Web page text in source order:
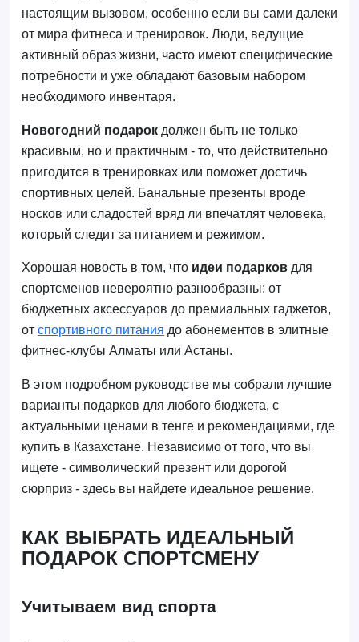
настоящим вызовом, особенно если вы сами далеки
от мира фитнеса и тренировок. Люди, ведущие
активный образ жизни, часто имеют специфические
потребности и уже обладают базовым набором
необходимого инвентаря.
Новогодний подарокдолжен быть не только
красивым, но и практичным - то, что действительно
пригодится в тренировках или поможет достичь
спортивных целей. Банальные презенты вроде
носков или сладостей вряд ли впечатлят человека,
который следит за питанием и режимом.
Хорошая новость в том, что идеи подарковдля
спортсменов невероятно разнообразны: от
бюджетных аксессуаров до премиальных гаджетов,
от спортивного питания до абонементов в элитные
фитнес-клубы Алматы или Астаны.
В этом подробном руководстве мы собрали лучшие
варианты подарков для любого бюджета, с
актуальными ценами в тенге и рекомендациями, где
купить в Казахстане. Независимо от того, что вы
ищете - символический презент или дорогой
сюрприз - здесь вы найдете идеальное решение.
КАК ВЫБРАТЬ ИДЕАЛЬНЫЙ
ПОДАРОК СПОРТСМЕНУ
Учитываем вид спорта